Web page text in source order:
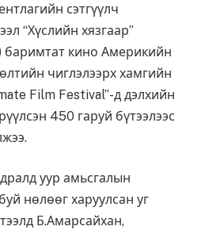
сэтгүүлч
“Хүслийн хязгаар”
баримтат кино Америкийн
чиглэлээрх хамгийн
Film Festival”-д дэлхийн
450 гаруй бүтээлээс
уур амьсгалын
нөлөөг харуулсан уг
Б.Амарсайхан,